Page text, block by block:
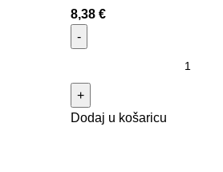
8,38 €
Dodaj u košaricu